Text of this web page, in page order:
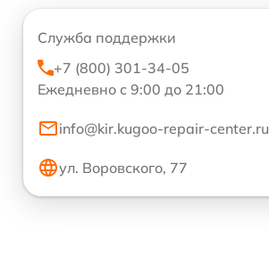
Служба поддержки
+7 (800) 301-34-05
Ежедневно с 9:00 до 21:00
info@kir.kugoo-repair-center.ru
ул. Воровского, 77